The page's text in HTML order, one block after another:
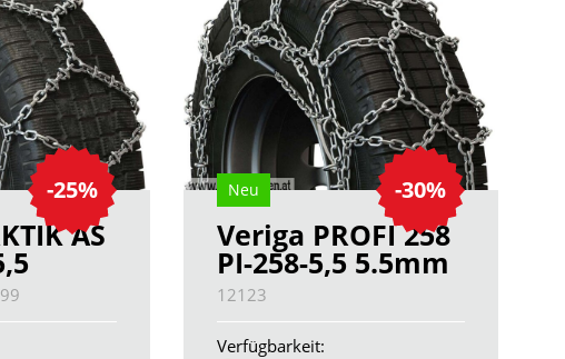
-25%
AS
-30%
Neu
Veriga PROFI 258
PI-258-5,5 5.5mm
12123
Verfügbarkeit: